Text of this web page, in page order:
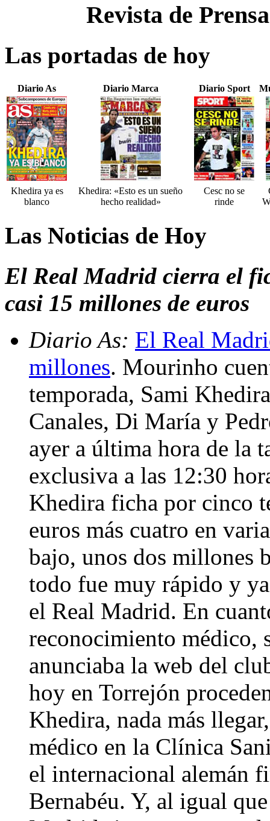
Revista de
Las portadas de hoy
Diario As Diario Marca Diario Sport
Khedira ya es
blanco
Khedira: «Esto es un sueño
hecho realidad»
Cesc no se
rinde
Las Noticias de Hoy
El Real Madrid cierra el
casi 15 millones de euros
Diario As: El Real
millones. Mourinho
temporada, Sami
Canales, Di María y
ayer a última hora de la
exclusiva a las 12:30
Khedira ficha por cinco
euros más cuatro en
bajo, unos dos millones
todo fue muy rápido y
el Real Madrid. En
reconocimiento médico,
anunciaba la web del
hoy en Torrejón
Khedira, nada más
médico en la Clínica
el internacional alemán
Bernabéu. Y, al igual